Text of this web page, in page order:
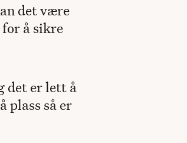
det være
å sikre
det er lett å
plass så er